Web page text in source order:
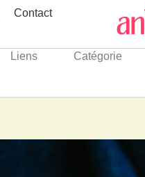
Contact
Liens Catégorie